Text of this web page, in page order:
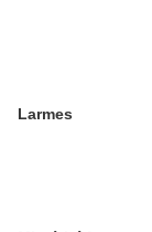
Larmes